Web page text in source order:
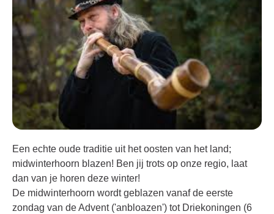
Een echte oude traditie uit het oosten van het land;
midwinterhoorn blazen! Ben jij trots op onze regio, laat
dan van je horen deze winter!
De midwinterhoorn wordt geblazen vanaf de eerste
zondag van de Advent ('anbloazen') tot Driekoningen (6